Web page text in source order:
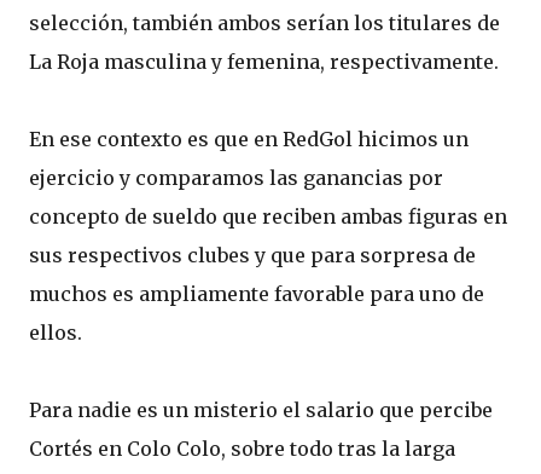
selección, también ambos serían los titulares de
La Roja masculina y femenina, respectivamente.
En ese contexto es que en RedGol hicimos un
ejercicio y comparamos las ganancias por
concepto de sueldo que reciben ambas figuras en
sus respectivos clubes y que para sorpresa de
muchos es ampliamente favorable para uno de
ellos.
Para nadie es un misterio el salario que percibe
Cortés en Colo Colo, sobre todo tras la larga